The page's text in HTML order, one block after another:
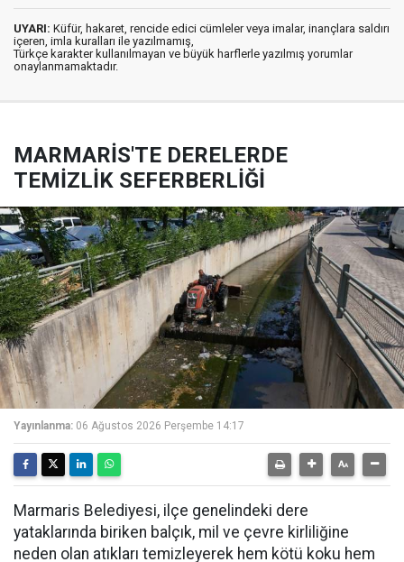
UYARI: Küfür, hakaret, rencide edici cümleler veya imalar, inançlara saldırı
içeren, imla kuralları ile yazılmamış,
Türkçe karakter kullanılmayan ve büyük harflerle yazılmış yorumlar
onaylanmamaktadır.
MARMARİS'TE DERELERDE
TEMİZLİK SEFERBERLİĞİ
Yayınlanma: 06 Ağustos 2026 Perşembe 14:17
Marmaris Belediyesi, ilçe genelindeki dere
yataklarında biriken balçık, mil ve çevre kirliliğine
neden olan atıkları temizleyerek hem kötü koku hem